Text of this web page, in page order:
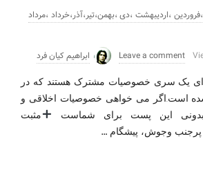
،اردیبهشت ،دی ،بهمن،تیر،آذر،خرداد ،مرداد
Leave a comment ابراهیم کیان فرد
یک سری خصوصیات مشترک هستند که در
است.اگر می خواهی خصوصیات اخلاقی و
این پست برای شماست
مثبت
…